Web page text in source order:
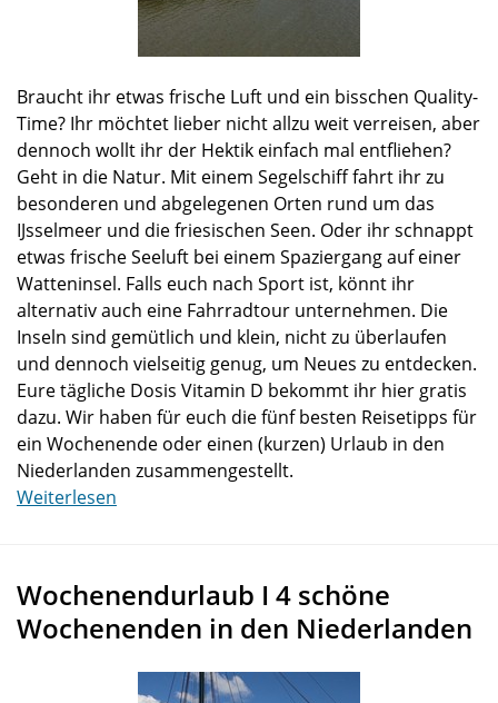
Braucht ihr etwas frische Luft und ein bisschen Quality-
Time? Ihr möchtet lieber nicht allzu weit verreisen, aber
dennoch wollt ihr der Hektik einfach mal entfliehen?
Geht in die Natur. Mit einem Segelschiff fahrt ihr zu
besonderen und abgelegenen Orten rund um das
IJsselmeer und die friesischen Seen. Oder ihr schnappt
etwas frische Seeluft bei einem Spaziergang auf einer
Watteninsel. Falls euch nach Sport ist, könnt ihr
alternativ auch eine Fahrradtour unternehmen. Die
Inseln sind gemütlich und klein, nicht zu überlaufen
und dennoch vielseitig genug, um Neues zu entdecken.
Eure tägliche Dosis Vitamin D bekommt ihr hier gratis
dazu. Wir haben für euch die fünf besten Reisetipps für
ein Wochenende oder einen (kurzen) Urlaub in den
Niederlanden zusammengestellt.
Weiterlesen
Wochenendurlaub I 4 schöne
Wochenenden in den Niederlanden